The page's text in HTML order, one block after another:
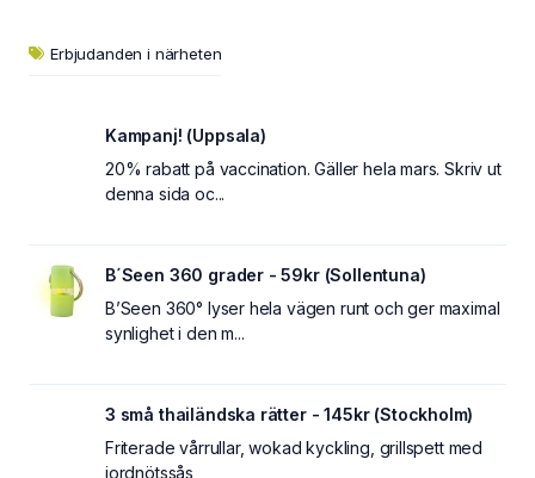
Erbjudanden i närheten
Kampanj! (Uppsala)
20% rabatt på vaccination. Gäller hela mars. Skriv ut
denna sida oc...
B´Seen 360 grader - 59kr (Sollentuna)
B’Seen 360° lyser hela vägen runt och ger maximal
synlighet i den m...
3 små thailändska rätter - 145kr (Stockholm)
Friterade vårrullar, wokad kyckling, grillspett med
jordnötssås